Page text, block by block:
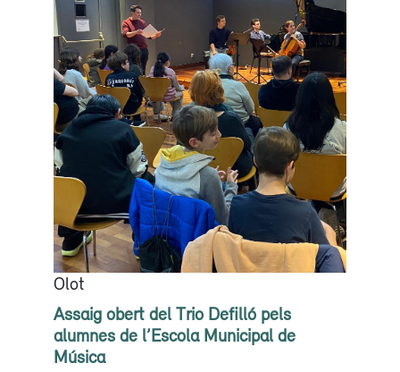
Olot
Assaig obert del Trio Defilló pels
alumnes de l’Escola Municipal de
Música